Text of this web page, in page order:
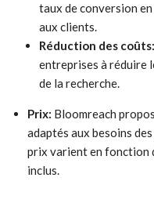
taux de conversion
aux clients.
Réduction des coûts:
entreprises à réduire
de la recherche.
Prix: Bloomreach
adaptés aux besoins
prix varient en fonction
inclus.